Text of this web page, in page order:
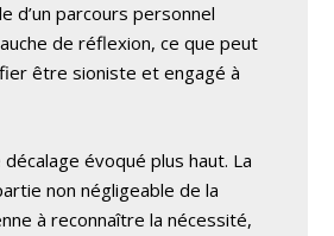
d’un parcours personnel
de réflexion, ce que peut
être sioniste et engagé à
évoqué plus haut. La
non négligeable de la
à reconnaître la nécessité,